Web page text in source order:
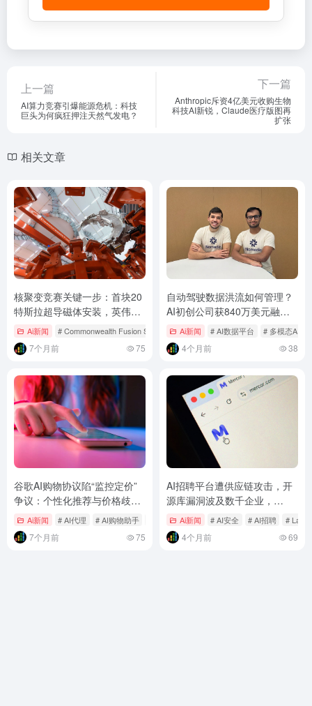
上一篇
AI算力竞赛引爆能源危机：科技
巨头为何疯狂押注天然气发电？
下一篇
Anthropic斥资4亿美元收购生物
科技AI新锐，Claude医疗版图再
扩张
相关文章
核聚变竞赛关键一步：首块20
特斯拉超导磁体安装，英伟达
联手打造数字孪生反应堆
Ai新闻 # Commonwealth Fusion Systems # 人工智能AI # 可控核聚变
7个月前 75
自动驾驶数据洪流如何管理？
AI初创公司获840万美元融
资，用多模态模型打造“智能数
据管家”
Ai新闻 # AI数据平台 # 多模态AI
4个月前 38
谷歌AI购物协议陷“监控定价”
争议：个性化推荐与价格歧视
仅一线之隔？
Ai新闻 # AI代理 # AI购物助手 # Gemini购物
7个月前 75
AI招聘平台遭供应链攻击，开
源库漏洞波及数千企业，
Lapsus$黑客组织宣称负责
Ai新闻 # AI安全 # AI招聘 #
4个月前 69